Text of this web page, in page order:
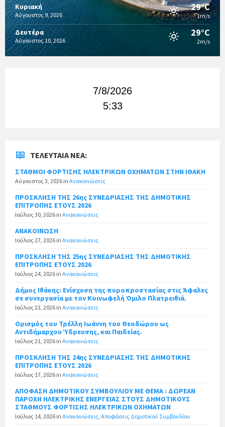
Κυριακή
Αύγουστος 9, 2026
29°C
1m/s
Δευτέρα
Αύγουστος 10, 2026
29°C
2m/s
7/8/2026
5:33
ΤΕΛΕΥΤΑΊΑ ΝΈΑ:
ΣΤΑΘΜΟΙ ΦΟΡΤΙΣΗΣ ΗΛΕΚΤΡΙΚΩΝ ΟΧΗΜΑΤΩΝ ΣΤΗΝ ΙΘΑΚΗ
Αύγουστος 3, 2026 in Ανακοινώσεις
ΠΡΟΣΚΛΗΣΗ ΤΗΣ 26ης ΣΥΝΕΔΡΙΑΣΗΣ ΤΗΣ ΔΗΜΟΤΙΚΗΣ
ΕΠΙΤΡΟΠΗΣ ΕΤΟΥΣ 2026
Ιούλιος 30, 2026 in Ανακοινώσεις
ΑΝΑΚΟΙΝΩΣΗ
Ιούλιος 27, 2026 in Ανακοινώσεις
ΠΡΟΣΚΛΗΣΗ ΤΗΣ 25ης ΣΥΝΕΔΡΙΑΣΗΣ ΤΗΣ ΔΗΜΟΤΙΚΗΣ
ΕΠΙΤΡΟΠΗΣ ΕΤΟΥΣ 2026
Ιούλιος 24, 2026 in Ανακοινώσεις
Δήμος Ιθάκης: Ενίσχυση της πυροπροστασίας στις Άφαλες
σε συνεργασία με τον Κοινωφελή Όμιλο Πλατρειθιά.
Ιούλιος 23, 2026 in Ανακοινώσεις
Ορισμός του Τρέλλη Ιωάννη του Θεοδώρου ως
Αντιδήμαρχου Ύδρευσης, και Παιδείας.
Ιούλιος 21, 2026 in Ανακοινώσεις
ΠΡΟΣΚΛΗΣΗ ΤΗΣ 24ης ΣΥΝΕΔΡΙΑΣΗΣ ΤΗΣ ΔΗΜΟΤΙΚΗΣ
ΕΠΙΤΡΟΠΗΣ ΕΤΟΥΣ 2026
Ιούλιος 17, 2026 in Ανακοινώσεις
ΑΠΟΦΑΣΗ ΔΗΜΟΤΙΚΟΥ ΣΥΜΒΟΥΛΙΟΥ ΜΕ ΘΕΜΑ : ΔΩΡΕΑΝ
ΠΑΡΟΧΗ ΗΛΕΚΤΡΙΚΗΣ ΕΝΕΡΓΕΙΑΣ ΣΤΟΥΣ ΔΗΜΟΤΙΚΟΥΣ
ΣΤΑΘΜΟΥΣ ΦΟΡΤΙΣΗΣ ΗΛΕΚΤΡΙΚΩΝ ΟΧΗΜΑΤΩΝ
Ιούλιος 14, 2026 in Ανακοινώσεις Αποφάσεις Δημοτικού Συμβουλίου